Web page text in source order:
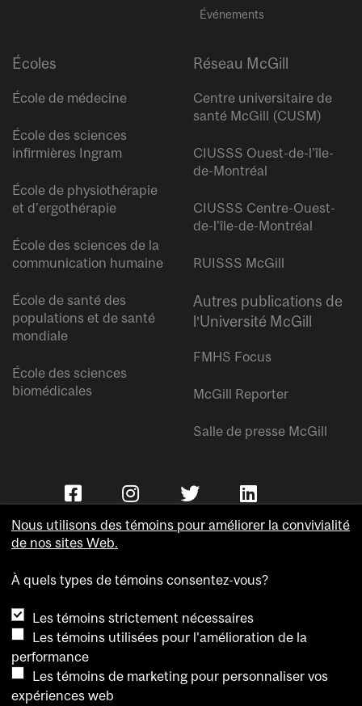
Événements
Écoles
École de médecine
École des sciences
infirmières Ingram
École de physiothérapie
et d’ergothérapie
École des sciences de la
communication humaine
École de santé des
populations et de santé
mondiale
École des sciences
biomédicales
Réseau McGill
Centre universitaire de
santé McGill (CUSM)
CIUSSS Ouest-de-l’île-
de-Montréal
CIUSSS Centre-Ouest-
de-l’île-de-Montréal
RUISSS McGill
Autres publications de
l’Université McGill
FMHS Focus
McGill Reporter
Salle de presse McGill
Accessibilité
Confidentialité
Avis sur les témoins
Nous utilisons des témoins pour améliorer la convivialité
de nos sites Web.
À quels types de témoins consentez-vous?
Les témoins strictement nécessaires
Les témoins utilisées pour l'amélioration de la
performance
Les témoins de marketing pour personnaliser vos
expériences web